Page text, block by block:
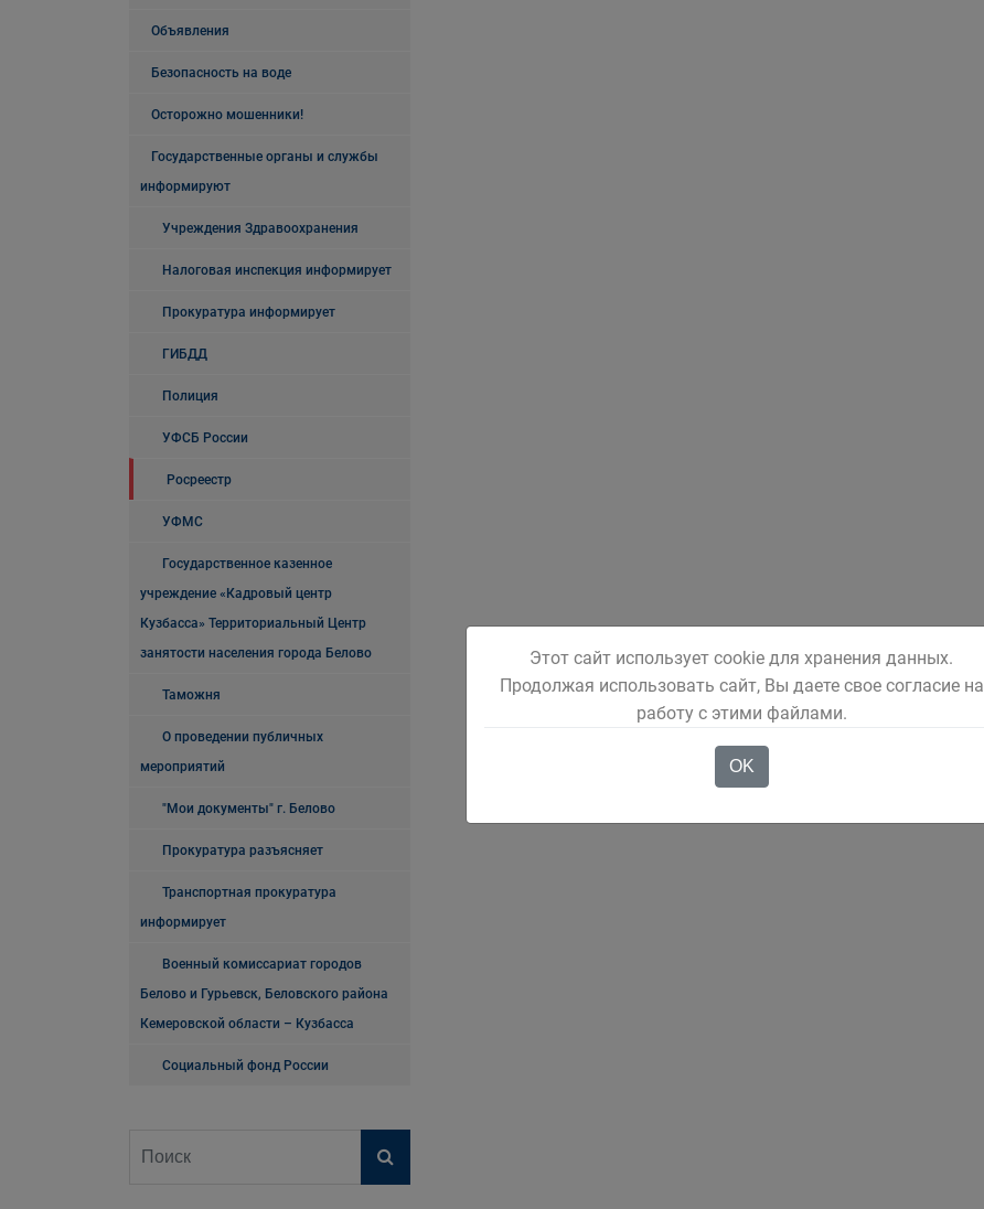
Объявления
Безопасность на воде
Осторожно мошенники!
Государственные органы и службы
информируют
Учреждения Здравоохранения
Налоговая инспекция информирует
Прокуратура информирует
ГИБДД
Полиция
УФСБ России
Росреестр
УФМС
Государственное казенное
учреждение «Кадровый центр
Кузбасса» Территориальный Центр
занятости населения города Белово
Таможня
О проведении публичных
мероприятий
"Мои документы" г. Белово
Прокуратура разъясняет
Транспортная прокуратура
информирует
Военный комиссариат городов
Белово и Гурьевск, Беловского района
Кемеровской области – Кузбасса
Социальный фонд России
Этот сайт использует cookie для хранения данных.
Продолжая использовать сайт, Вы даете свое согласие на
работу с этими файлами.
OK